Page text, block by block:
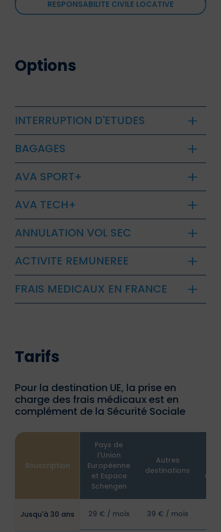
RESPONSABILITE CIVILE LOCATIVE
Options
INTERRUPTION D'ETUDES
BAGAGES
AVA SPORT+
AVA TECH+
ANNULATION VOL SEC
ACTIVITE REMUNEREE
FRAIS MEDICAUX EN FRANCE
Tarifs
Pour la destination UE, la prise en
charge des frais médicaux est en
complément de la Sécurité Sociale
Souscription
Pays de
l'Union
Européenne
et Espace
Schengen
Autres
destinations
Jusqu'à 30 ans 29 € / mois 39 € / mois